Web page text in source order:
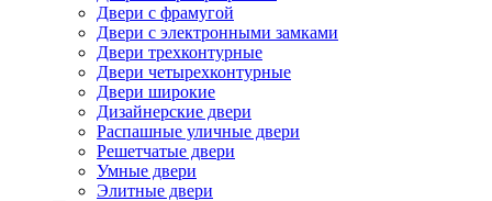
Двери с фрамугой
Двери с электронными замками
Двери трехконтурные
Двери четырехконтурные
Двери широкие
Дизайнерские двери
Распашные уличные двери
Решетчатые двери
Умные двери
Элитные двери